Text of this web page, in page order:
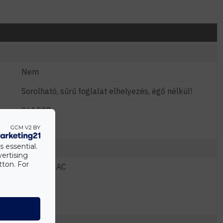
Nem
Sorolható, sűrű foglalat elhelyezés, égő nélkül!
961527
2
220-240 AC
essential.
For